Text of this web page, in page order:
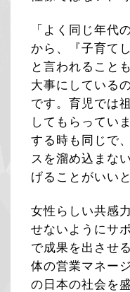
「よく同じ年代
から、『子育て
と言われること
大事にしている
です。育児では
してもらってい
する時も同じで
スを溜め込まな
げることがいい
女性らしい共感
せないようにサ
で成果を出させ
体の営業マネー
の日本の社会を